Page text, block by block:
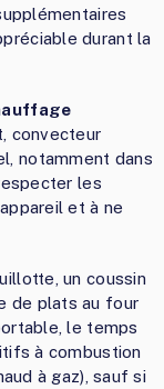
durant la
convecteur
notamment dans
les
et à ne
un coussin
de plats au four
le temps
à combustion
à gaz), sauf si